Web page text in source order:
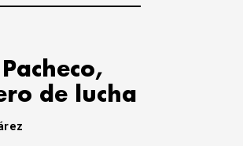
de lucha